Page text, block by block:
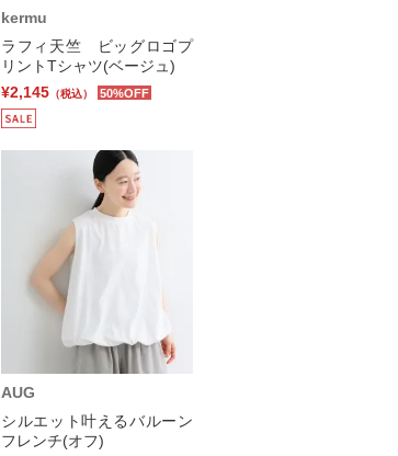
kermu
ラフィ天竺 ビッグロゴプ
リントTシャツ(ベージュ)
¥2,145 （税込） 50%OFF
AUG
シルエット叶えるバルーン
フレンチ(オフ)